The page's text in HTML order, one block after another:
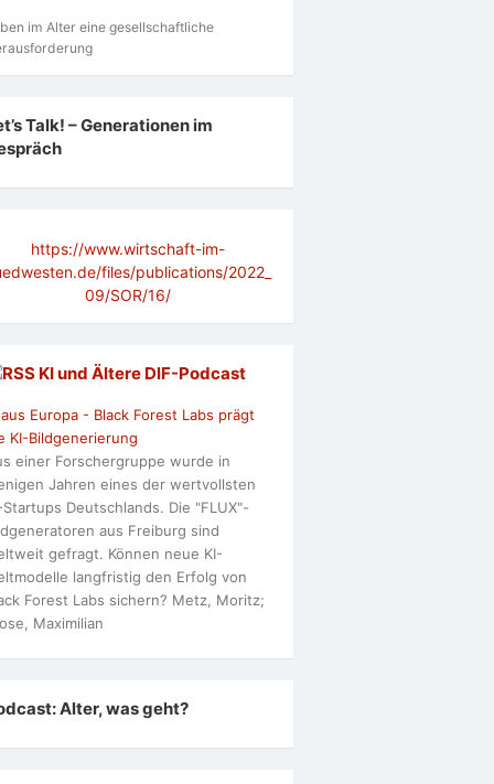
im Alter eine gesellschaftliche
Talk! – Generationen im
https://www.wirtschaft-im-
files/publications/2022_
09/SOR/16/
KI und Ältere DlF-Podcast
aus Europa - Black Forest Labs prägt
KI-Bildgenerierung
einer Forschergruppe wurde in
Jahren eines der wertvollsten
Startups Deutschlands. Die "FLUX"-
aus Freiburg sind
gefragt. Können neue KI-
langfristig den Erfolg von
Forest Labs sichern? Metz, Moritz;
Maximilian
Alter, was geht?